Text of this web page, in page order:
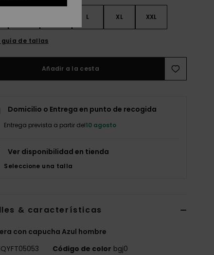
L XL XXL
guía de tallas
Añadir a la cesta
Domicilio o Entrega en punto de recogida
Entrega prevista a partir del10 agosto
Ver disponibilidad en tienda
Seleccione una talla
& características
con capucha Azul hombre
Código de color bgj0